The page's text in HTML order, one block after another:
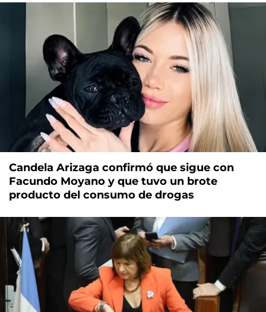
Candela Arizaga confirmó que sigue con
Facundo Moyano y que tuvo un brote
producto del consumo de drogas